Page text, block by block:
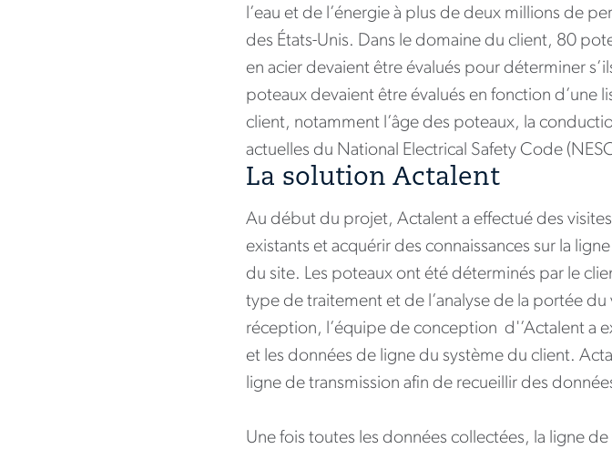
l’eau et de l’énergie à plus de deux millions de
des États-Unis. Dans le domaine du client, 80
en acier devaient être évalués pour déterminer
poteaux devaient être évalués en fonction d’une
client, notamment l’âge des poteaux, la
actuelles du National Electrical Safety Code
La solution Actalent
Au début du projet, Actalent a effectué des
existants et acquérir des connaissances sur la
du site. Les poteaux ont été déterminés par le
type de traitement et de l’analyse de la portée
réception, l’équipe de conception d'’Actalent a
et les données de ligne du système du client.
ligne de transmission afin de recueillir des
Une fois toutes les données collectées, la ligne